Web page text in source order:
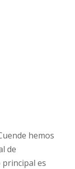
hemos
de
es